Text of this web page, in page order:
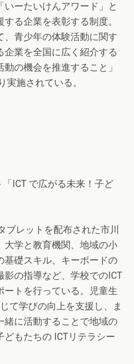
ーたいけんアワード」と
る企業を表彰する制度。
、青少年の体験活動に関す
企業を全国に広く紹介する
の機会を推進すること」
実施されている。
ICT で広がる未来！子ど
レットを配布された市川
大学と教育機関、地域の小
基礎スキル、キーボードの
の指導など、学校でのICT
トを行っている。児童生
て学びの向上を支援し、ま
緒に活動することで地域の
もたちの ICTリテラシー